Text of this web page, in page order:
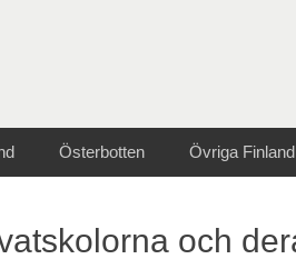
Österbotten Övriga Finland
och